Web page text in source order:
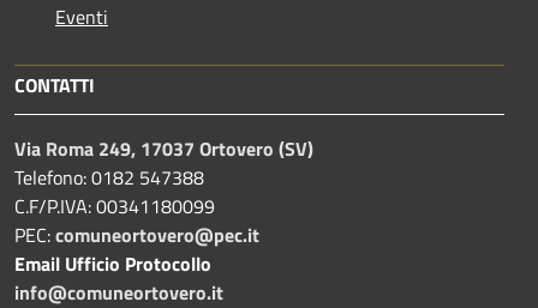
Eventi
CONTATTI
Via Roma 249, 17037 Ortovero (SV)
Telefono: 0182 547388
C.F/P.IVA: 00341180099
PEC:comuneortovero@pec.it
Email Ufficio Protocollo
info@comuneortovero.it